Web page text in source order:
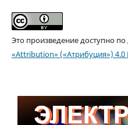
Это произведение доступно по
«Attribution» («Атрибуция») 4.0